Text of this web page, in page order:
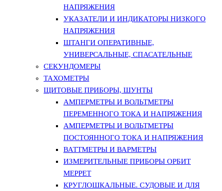
НАПРЯЖЕНИЯ
УКАЗАТЕЛИ И ИНДИКАТОРЫ НИЗКОГО
НАПРЯЖЕНИЯ
ШТАНГИ ОПЕРАТИВНЫЕ,
УНИВЕРСАЛЬНЫЕ, СПАСАТЕЛЬНЫЕ
СЕКУНДОМЕРЫ
ТАХОМЕТРЫ
ЩИТОВЫЕ ПРИБОРЫ, ШУНТЫ
АМПЕРМЕТРЫ И ВОЛЬТМЕТРЫ
ПЕРЕМЕННОГО ТОКА И НАПРЯЖЕНИЯ
АМПЕРМЕТРЫ И ВОЛЬТМЕТРЫ
ПОСТОЯННОГО ТОКА И НАПРЯЖЕНИЯ
ВАТТМЕТРЫ И ВАРМЕТРЫ
ИЗМЕРИТЕЛЬНЫЕ ПРИБОРЫ ОРБИТ
МЕРРЕТ
КРУГЛОШКАЛЬНЫЕ. СУДОВЫЕ И ДЛЯ